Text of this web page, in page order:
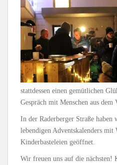
stattdessen einen gemütlichen
Gespräch mit Menschen aus dem
In der Raderberger Straße haben
lebendigen Adventskalenders mit
Kinderbasteleien geöffnet.
Wir freuen uns auf die nächsten!